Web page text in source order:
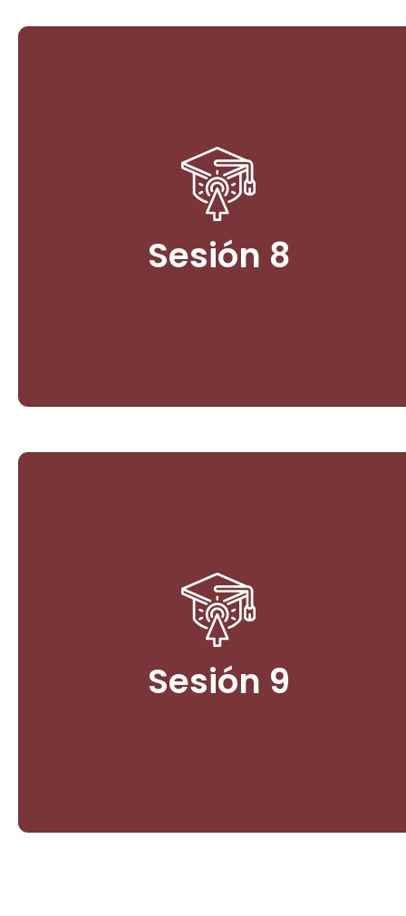
Sesión 8
Gobernanza
3. Bioeconomía y Paz Ambiental. Gestión y Desafíos
de proyectos en comunidades indígenas,
campesinas y negras.
Ingresar
Sesión 9
Sesión Cierre
3. Bioeconomía y Paz Ambiental. Gestión y Desafíos
de proyectos en comunidades indígenas,
campesinas y negras.
Ingresar